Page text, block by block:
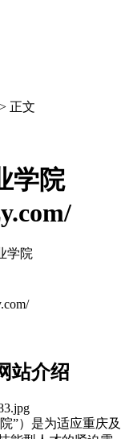
> 正文
学院
学院
站介绍
”）是为适应重庆及